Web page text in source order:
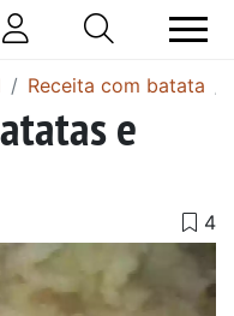
Receita com batata
e